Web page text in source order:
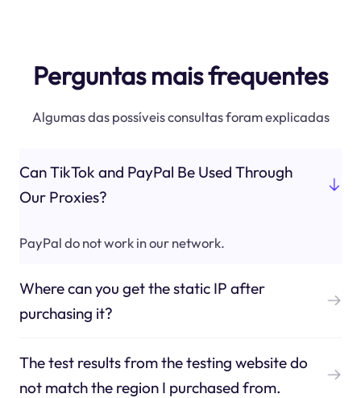
Perguntas mais frequentes
Algumas das possíveis consultas foram explicadas
Can TikTok and PayPal Be Used Through
Our Proxies?
PayPal do not work in our network.
Where can you get the static IP after
purchasing it?
The test results from the testing website do
not match the region I purchased from.